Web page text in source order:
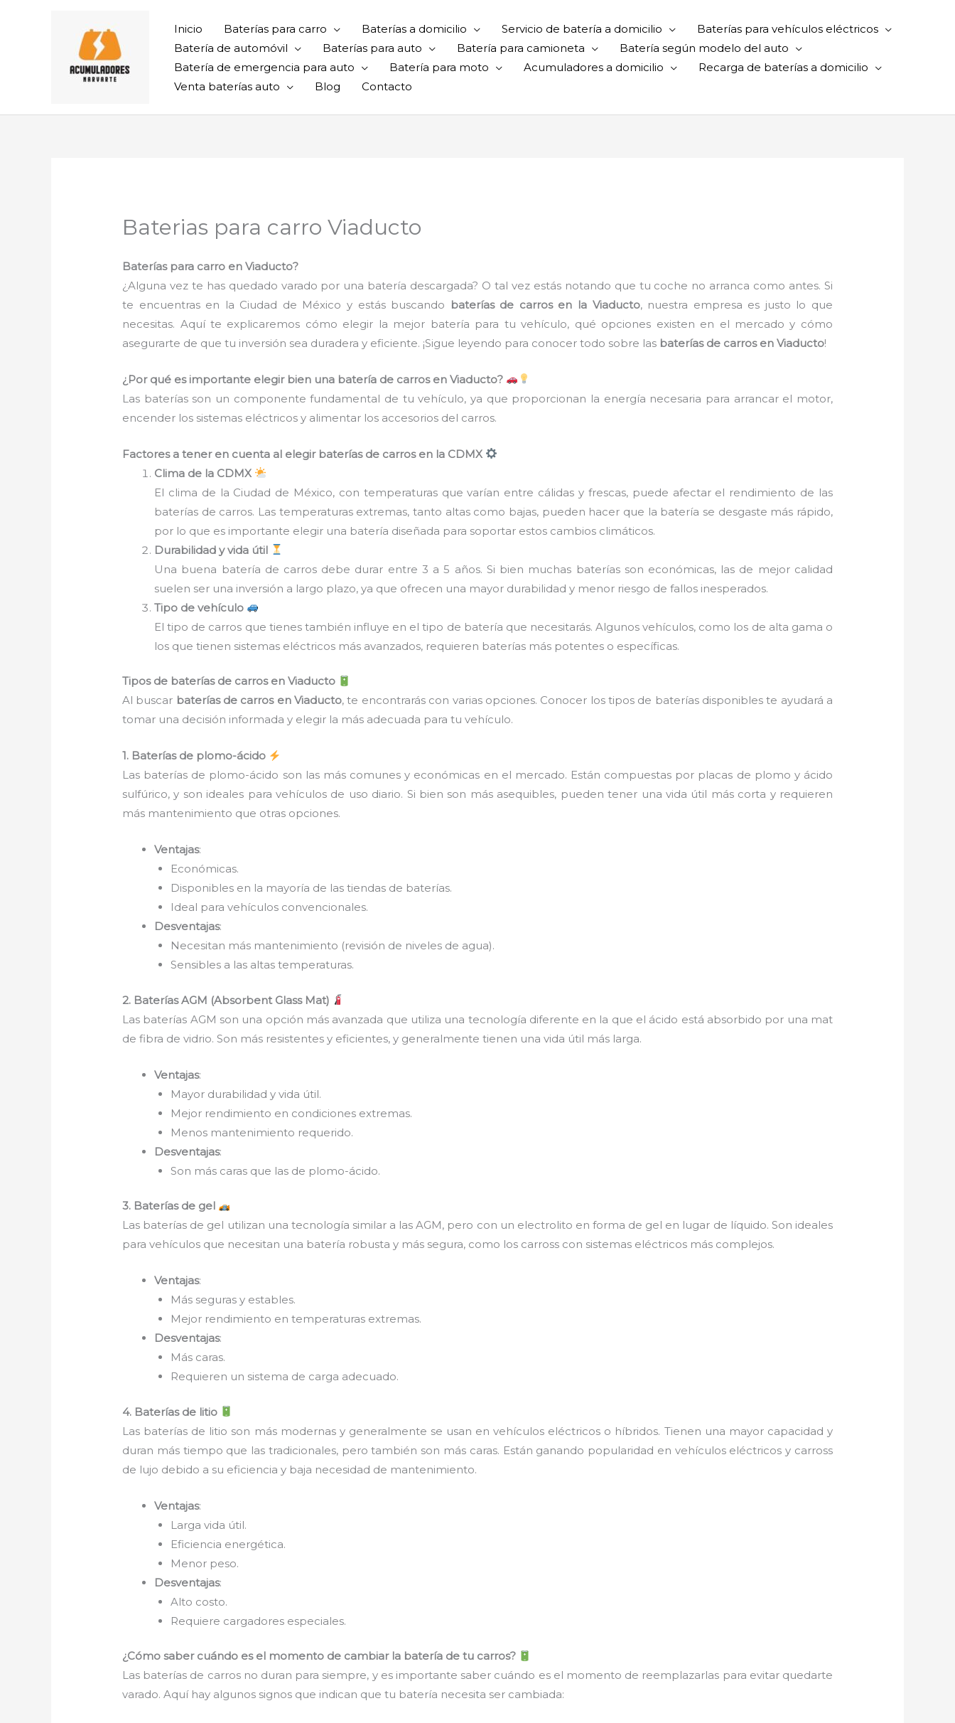
Inicio Baterías para carro Baterías a domicilio Servicio de batería a domicilio
Baterías para vehículos eléctricos
Batería de automóvil
Baterías para auto Batería para camioneta
Batería según modelo del auto
Batería de emergencia para auto
Batería para moto Acumuladores a domicilio
Recarga de baterías a domicilio
Venta baterías auto
Blog Contacto
Baterias para carro Viaducto
Baterías para carro en Viaducto?
¿Alguna vez te has quedado varado por una batería descargada? O tal vez estás notando que tu coche no arranca como antes. Si
te encuentras en la Ciudad de México y estás buscando baterías de carros en la Viaducto, nuestra empresa es justo lo que
necesitas. Aquí te explicaremos cómo elegir la mejor batería para tu vehículo, qué opciones existen en el mercado y cómo
asegurarte de que tu inversión sea duradera y eficiente. ¡Sigue leyendo para conocer todo sobre las baterías de carros en Viaducto!
¿Por qué es importante elegir bien una batería de carros en Viaducto?
Las baterías son un componente fundamental de tu vehículo, ya que proporcionan la energía necesaria para arrancar el motor,
encender los sistemas eléctricos y alimentar los accesorios del carros.
Factores a tener en cuenta al elegir baterías de carros en la CDMX
Clima de la CDMX
El clima de la Ciudad de México, con temperaturas que varían entre cálidas y frescas, puede afectar el rendimiento de las
baterías de carros. Las temperaturas extremas, tanto altas como bajas, pueden hacer que la batería se desgaste más rápido,
por lo que es importante elegir una batería diseñada para soportar estos cambios climáticos.
Durabilidad y vida útil
Una buena batería de carros debe durar entre 3 a 5 años. Si bien muchas baterías son económicas, las de mejor calidad
suelen ser una inversión a largo plazo, ya que ofrecen una mayor durabilidad y menor riesgo de fallos inesperados.
Tipo de vehículo
El tipo de carros que tienes también influye en el tipo de batería que necesitarás. Algunos vehículos, como los de alta gama o
los que tienen sistemas eléctricos más avanzados, requieren baterías más potentes o específicas.
Tipos de baterías de carros en Viaducto
Al buscar baterías de carros en Viaducto, te encontrarás con varias opciones. Conocer los tipos de baterías disponibles te ayudará a
tomar una decisión informada y elegir la más adecuada para tu vehículo.
1. Baterías de plomo-ácido
Las baterías de plomo-ácido son las más comunes y económicas en el mercado. Están compuestas por placas de plomo y ácido
sulfúrico, y son ideales para vehículos de uso diario. Si bien son más asequibles, pueden tener una vida útil más corta y requieren
más mantenimiento que otras opciones.
Ventajas:
Económicas.
Disponibles en la mayoría de las tiendas de baterías.
Ideal para vehículos convencionales.
Desventajas:
Necesitan más mantenimiento (revisión de niveles de agua).
Sensibles a las altas temperaturas.
2. Baterías AGM (Absorbent Glass Mat)
Las baterías AGM son una opción más avanzada que utiliza una tecnología diferente en la que el ácido está absorbido por una mat
de fibra de vidrio. Son más resistentes y eficientes, y generalmente tienen una vida útil más larga.
Ventajas:
Mayor durabilidad y vida útil.
Mejor rendimiento en condiciones extremas.
Menos mantenimiento requerido.
Desventajas:
Son más caras que las de plomo-ácido.
3. Baterías de gel
Las baterías de gel utilizan una tecnología similar a las AGM, pero con un electrolito en forma de gel en lugar de líquido. Son ideales
para vehículos que necesitan una batería robusta y más segura, como los carross con sistemas eléctricos más complejos.
Ventajas:
Más seguras y estables.
Mejor rendimiento en temperaturas extremas.
Desventajas:
Más caras.
Requieren un sistema de carga adecuado.
4. Baterías de litio
Las baterías de litio son más modernas y generalmente se usan en vehículos eléctricos o híbridos. Tienen una mayor capacidad y
duran más tiempo que las tradicionales, pero también son más caras. Están ganando popularidad en vehículos eléctricos y carross
de lujo debido a su eficiencia y baja necesidad de mantenimiento.
Ventajas:
Larga vida útil.
Eficiencia energética.
Menor peso.
Desventajas:
Alto costo.
Requiere cargadores especiales.
¿Cómo saber cuándo es el momento de cambiar la batería de tu carros?
Las baterías de carros no duran para siempre, y es importante saber cuándo es el momento de reemplazarlas para evitar quedarte
varado. Aquí hay algunos signos que indican que tu batería necesita ser cambiada: